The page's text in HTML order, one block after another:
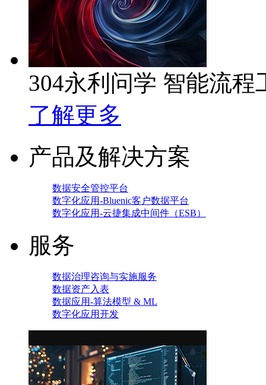
304永利问学 智能流程
了解更多
产品及解决方案
数据安全管控平台
数字化应用-Bluenic客户数据平台
数字化应用-云捷集成中间件（ESB）
服务
数据治理咨询与实施服务
数据资产入表
数据应用-算法模型 & ML
数字化应用开发